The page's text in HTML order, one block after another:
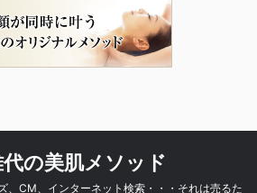
の美肌メソッド
、CM、インターネット検索・・・それは売るた